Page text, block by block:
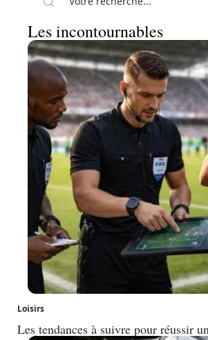
Les incontournables
Loisirs
Les tendances à suivre pour réussir